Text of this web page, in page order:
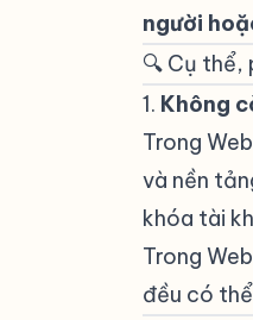
người
🔍 Cụ thể,
1. Không
Trong
và nền
khóa tài
Trong
đều có